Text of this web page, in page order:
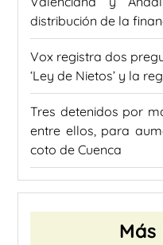
distribución de la
Vox registra dos
‘Ley de Nietos’ y la
Tres detenidos por
entre ellos, para
coto de Cuenca